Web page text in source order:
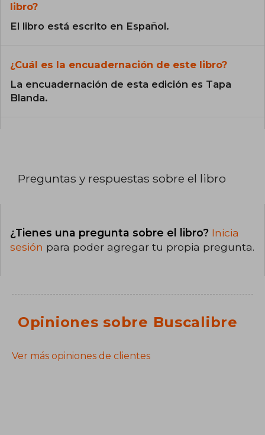
libro?
El libro está escrito en Español.
¿Cuál es la encuadernación de este libro?
La encuadernación de esta edición es Tapa
Blanda.
Preguntas y respuestas sobre el libro
¿Tienes una pregunta sobre el libro? Inicia
sesión para poder agregar tu propia pregunta.
Opiniones sobre Buscalibre
Ver más opiniones de clientes